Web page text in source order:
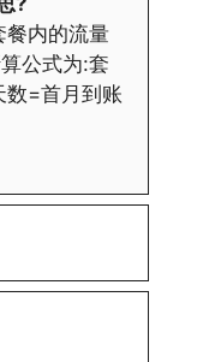
餐内的流量
公式为:套
数=首月到账
?还不能使